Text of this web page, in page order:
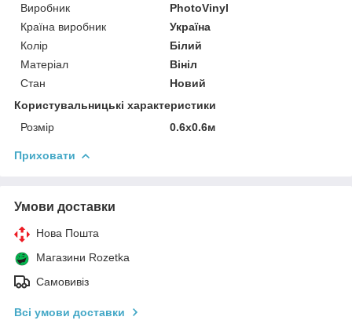
Виробник
PhotoVinyl
Країна виробник
Україна
Колір
Білий
Матеріал
Вініл
Стан
Новий
Користувальницькі характеристики
Розмір
0.6х0.6м
Приховати
Умови доставки
Нова Пошта
Магазини Rozetka
Самовивіз
Всі умови доставки